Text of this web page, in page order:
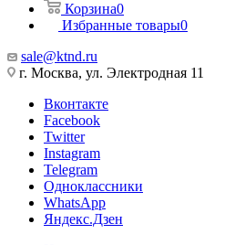
Корзина0
Избранные товары0
sale@ktnd.ru
г. Москва, ул. Электродная 11
Вконтакте
Facebook
Twitter
Instagram
Telegram
Одноклассники
WhatsApp
Яндекс.Дзен